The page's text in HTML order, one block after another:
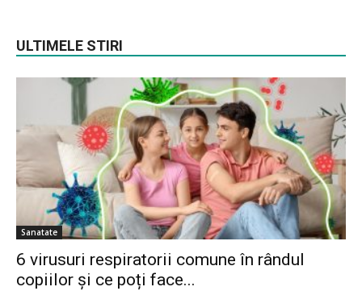
ULTIMELE STIRI
Sanatate
6 virusuri respiratorii comune în rândul
copiilor și ce poți face...